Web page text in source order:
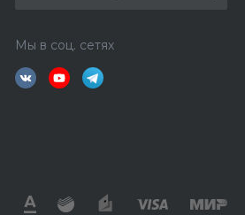
Мы в соц. сетях